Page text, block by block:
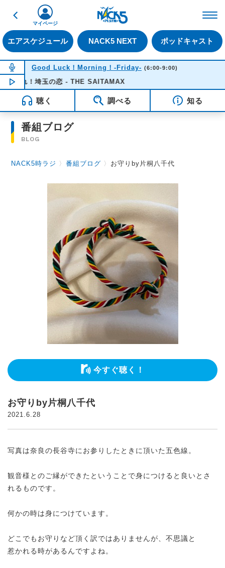
戻る
エアスケジュール NACK5 NEXT ポッドキャスト
マイページ
NOW ON AIR
Good Luck！Morning！-Friday- (6:00-9:00)
NOW PLAYING07:20
走れ！埼玉の恋 - THE SAITAMAX
聴く 調べる 知る
番組ブログ
BLOG
NACK5時ラジ 〉番組ブログ 〉 お守りby片桐八千代
今すぐ聴く！
お守りby片桐八千代
2021.6.28
写真は奈良の長谷寺にお参りしたときに頂いた五色線。
観音様とのご縁ができたということで身につけると良いとさ
れるものです。
何かの時は身につけています。
どこでもお守りなど頂く訳ではありませんが、不思議と
惹かれる時があるんですよね。